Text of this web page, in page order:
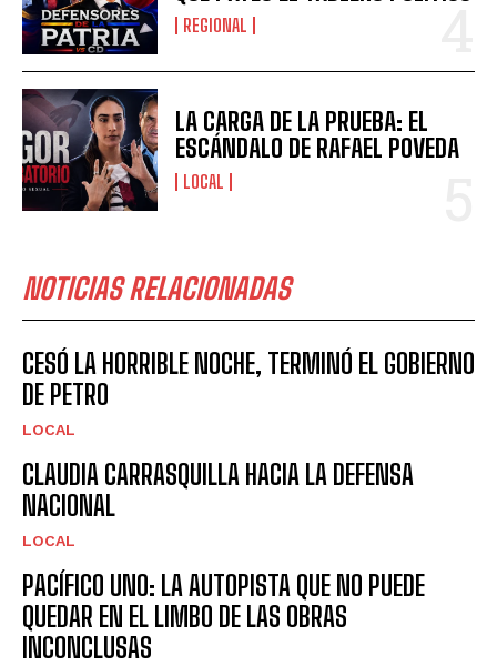
REGIONAL
LA CARGA DE LA PRUEBA: EL
ESCÁNDALO DE RAFAEL POVEDA
LOCAL
NOTICIAS RELACIONADAS
CESÓ LA HORRIBLE NOCHE, TERMINÓ EL GOBIERNO
DE PETRO
LOCAL
CLAUDIA CARRASQUILLA HACIA LA DEFENSA
NACIONAL
LOCAL
PACÍFICO UNO: LA AUTOPISTA QUE NO PUEDE
QUEDAR EN EL LIMBO DE LAS OBRAS
INCONCLUSAS